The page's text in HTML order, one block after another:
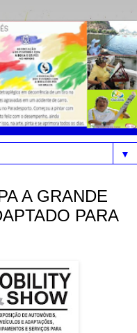
▼
A GRANDE
PARA